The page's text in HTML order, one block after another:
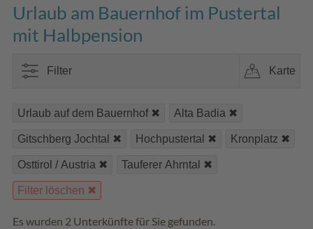
Urlaub am Bauernhof im Pustertal
mit Halbpension
Filter Karte
Urlaub auf dem Bauernhof Alta Badia
Gitschberg Jochtal Hochpustertal Kronplatz
Osttirol / Austria Tauferer Ahrntal
Filter löschen
Es wurden 2 Unterkünfte für Sie gefunden.